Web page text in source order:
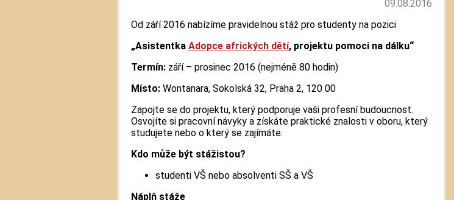
09.08.2016
Od září 2016 nabízíme pravidelnou stáž pro studenty na pozici
„Asistentka Adopce afrických dětí, projektu pomoci na dálku“
Termín: září – prosinec 2016 (nejméně 80 hodin)
Místo: Wontanara, Sokolská 32, Praha 2, 120 00
Zapojte se do projektu, který podporuje vaši profesní budoucnost.
Osvojíte si pracovní návyky a získáte praktické znalosti v oboru, který
studujete nebo o který se zajímáte.
Kdo může být stážistou?
studenti VŠ nebo absolventi SŠ a VŠ
Náplň stáže